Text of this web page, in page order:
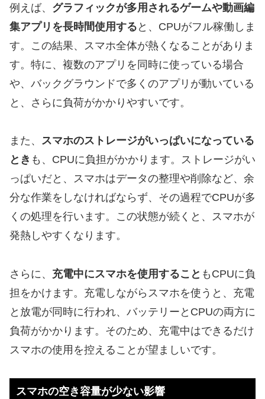
例えば、 グラフィックが多用されるゲームや動画編
集アプリを長時間使用する と、CPUがフル稼働しま
す。この結果、スマホ全体が熱くなることがありま
す。特に、複数のアプリを同時に使っている場合
や、バックグラウンドで多くのアプリが動いている
と、さらに負荷がかかりやすいです。
また、 スマホのストレージがいっぱいになっている
とき も、CPUに負担がかかります。ストレージがい
っぱいだと、スマホはデータの整理や削除など、余
分な作業をしなければならず、その過程でCPUが多
くの処理を行います。この状態が続くと、スマホが
発熱しやすくなります。
さらに、 充電中にスマホを使用すること もCPUに負
担をかけます。充電しながらスマホを使うと、充電
と放電が同時に行われ、バッテリーとCPUの両方に
負荷がかかります。そのため、充電中はできるだけ
スマホの使用を控えることが望ましいです。
スマホの空き容量が少ない影響